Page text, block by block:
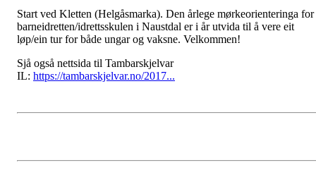
Start ved Kletten (Helgåsmarka). Den årlege mørkeorienteringa for
barneidretten/idrettsskulen i Naustdal er i år utvida til å vere eit
løp/ein tur for både ungar og vaksne. Velkommen!
Sjå også nettsida til Tambarskjelvar
IL: https://tambarskjelvar.no/2017...